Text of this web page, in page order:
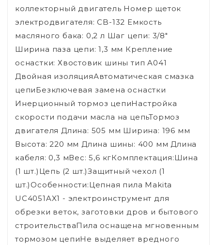
коллекторный двигатель Номер щеток
электродвигателя: CB-132 Емкость
масляного бака: 0,2 л Шаг цепи: 3/8"
Ширина паза цепи: 1,3 мм Крепление
оснастки: Хвостовик шины тип A041
Двойная изоляцияАвтоматическая смазка
цепиБезключевая замена оснастки
Инерционный тормоз цепиНастройка
скорости подачи масла на цепьТормоз
двигателя Длина: 505 мм Ширина: 196 мм
Высота: 220 мм Длина шины: 400 мм Длина
кабеля: 0,3 мВес: 5,6 кгКомплектация:Шина
(1 шт.)Цепь (2 шт.)Защитный чехол (1
шт.)Особенности:Цепная пила Makita
UC4051AX1 - электроинструмент для
обрезки веток, заготовки дров и бытового
строительстваПила оснащена мгновенным
тормозом цепиНе выделяет вредного